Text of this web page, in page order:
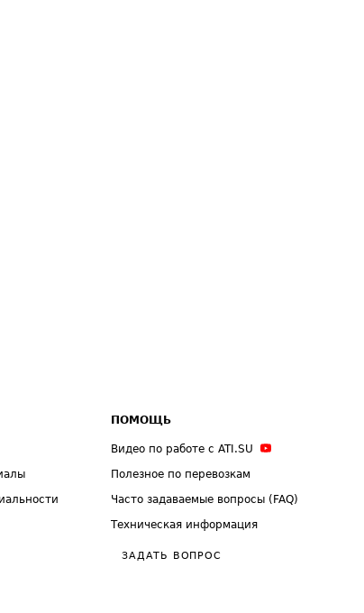
ПОМОЩЬ
Видео по работе с ATI.SU
Полезное по перевозкам
Часто задаваемые вопросы (FAQ)
Техническая информация
ЗАДАТЬ ВОПРОС